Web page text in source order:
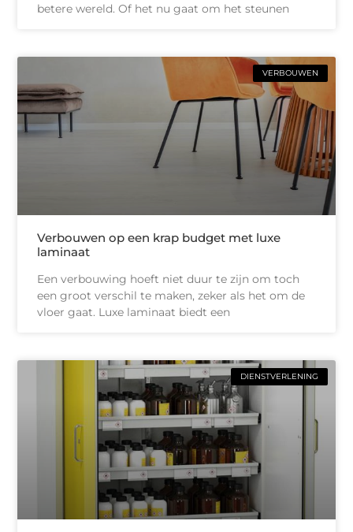
betere wereld. Of het nu gaat om het steunen
VERBOUWEN
Verbouwen op een krap budget met luxe
laminaat
Een verbouwing hoeft niet duur te zijn om toch
een groot verschil te maken, zeker als het om de
vloer gaat. Luxe laminaat biedt een
DIENSTVERLENING